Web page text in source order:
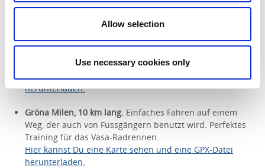
Allow selection
Use necessary cookies only
Startpunkt im Freizeitgebiet des Berges.
Billingehalvan, 29 km lang.Auf der ersten Teilstrecke
geht es abwärts, später warten dann Steigungen hinauf
Hier kannst Du eine Karte sehen und eine GPX-Datei
herunterladen.
Gröna Milen, 10 km lang. Einfaches Fahren auf einem
Weg, der auch von Fussgängern benutzt wird. Perfektes
Training für das Vasa-Radrennen.
Hier kannst Du eine Karte sehen und eine GPX-Datei
herunterladen.